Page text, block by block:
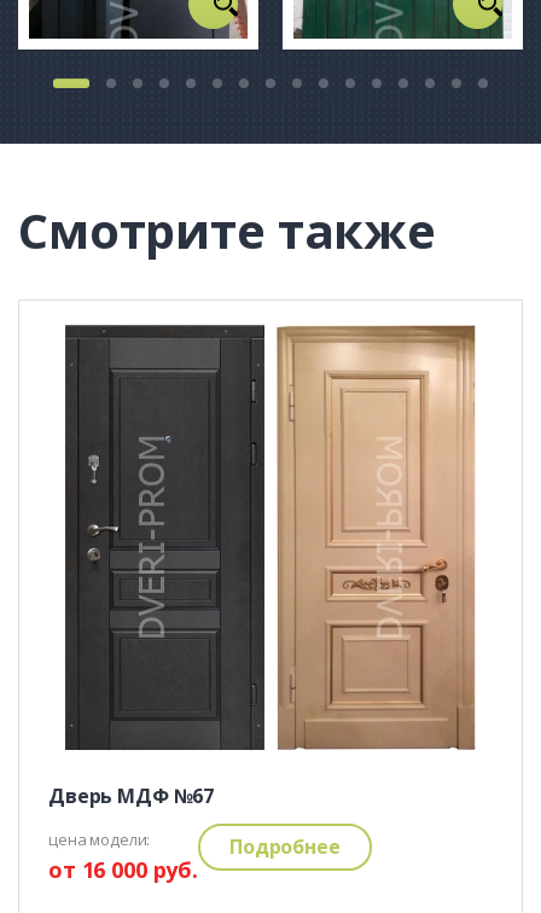
Смотрите также
Дверь МДФ №67
цена модели:
от 16 000 руб.
Подробнее